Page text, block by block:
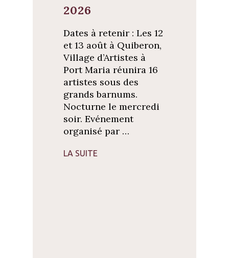
2026
Dates à retenir : Les 12
et 13 août à Quiberon,
Village d’Artistes à
Port Maria réunira 16
artistes sous des
grands barnums.
Nocturne le mercredi
soir. Evénement
organisé par …
LA SUITE